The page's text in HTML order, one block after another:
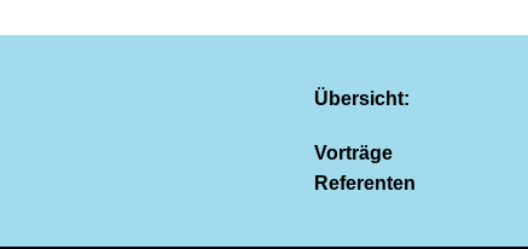
Übersicht:
Vorträge
Referenten